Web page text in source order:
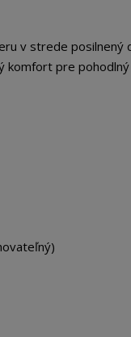
v strede posilnený
komfort pre pohodlný